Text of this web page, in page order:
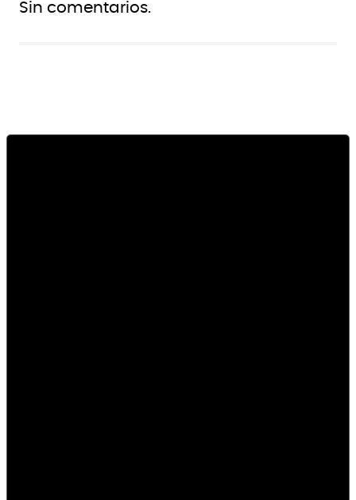
Sin comentarios.